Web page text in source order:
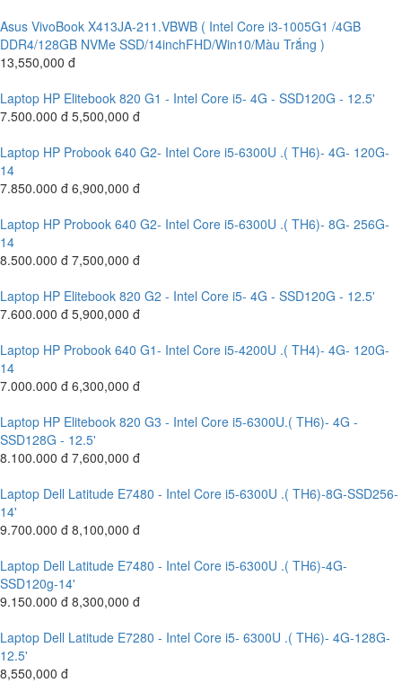
Asus VivoBook X413JA-211.VBWB ( Intel Core i3-1005G1 /4GB
DDR4/128GB NVMe SSD/14inchFHD/Win10/Màu Trắng )
13,550,000 đ
Laptop HP Elitebook 820 G1 - Intel Core i5- 4G - SSD120G - 12.5'
7.500.000 đ 5,500,000 đ
Laptop HP Probook 640 G2- Intel Core i5-6300U .( TH6)- 4G- 120G-
14
7.850.000 đ 6,900,000 đ
Laptop HP Probook 640 G2- Intel Core i5-6300U .( TH6)- 8G- 256G-
14
8.500.000 đ 7,500,000 đ
Laptop HP Elitebook 820 G2 - Intel Core i5- 4G - SSD120G - 12.5'
7.600.000 đ 5,900,000 đ
Laptop HP Probook 640 G1- Intel Core i5-4200U .( TH4)- 4G- 120G-
14
7.000.000 đ 6,300,000 đ
Laptop HP Elitebook 820 G3 - Intel Core i5-6300U.( TH6)- 4G -
SSD128G - 12.5'
8.100.000 đ 7,600,000 đ
Laptop Dell Latitude E7480 - Intel Core i5-6300U .( TH6)-8G-SSD256-
14'
9.700.000 đ 8,100,000 đ
Laptop Dell Latitude E7480 - Intel Core i5-6300U .( TH6)-4G-
SSD120g-14'
9.150.000 đ 8,300,000 đ
Laptop Dell Latitude E7280 - Intel Core i5- 6300U .( TH6)- 4G-128G-
12.5'
8,550,000 đ